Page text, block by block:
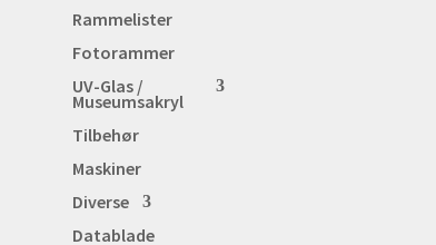
Rammelister
Fotorammer
UV-Glas /
Museumsakryl
Tilbehør
Maskiner
Diverse
Datablade